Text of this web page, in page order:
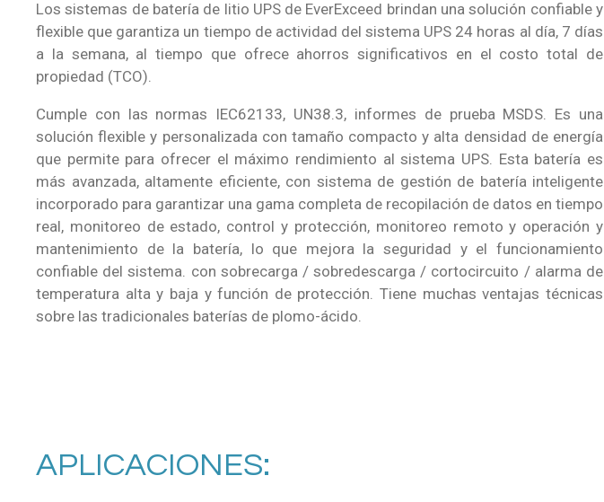
Los sistemas de batería de litio UPS de EverExceed brindan una solución confiable y
flexible que garantiza un tiempo de actividad del sistema UPS 24 horas al día, 7 días
a la semana, al tiempo que ofrece ahorros significativos en el costo total de
propiedad (TCO).
Cumple con las normas IEC62133, UN38.3, informes de prueba MSDS. Es una
solución flexible y personalizada con tamaño compacto y alta densidad de energía
que permite para ofrecer el máximo rendimiento al sistema UPS. Esta batería es
más avanzada, altamente eficiente, con sistema de gestión de batería inteligente
incorporado para garantizar una gama completa de recopilación de datos en tiempo
real, monitoreo de estado, control y protección, monitoreo remoto y operación y
mantenimiento de la batería, lo que mejora la seguridad y el funcionamiento
confiable del sistema. con sobrecarga / sobredescarga / cortocircuito / alarma de
temperatura alta y baja y función de protección. Tiene muchas ventajas técnicas
sobre las tradicionales baterías de plomo-ácido.
APLICACIONES: